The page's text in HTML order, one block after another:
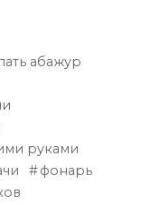
абажур
руками
фонарь